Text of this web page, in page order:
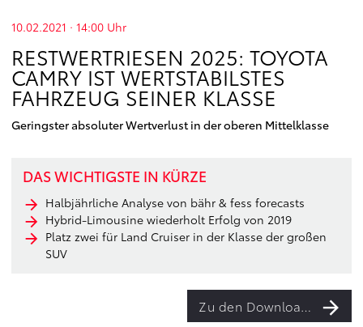
10.02.2021 · 14:00 Uhr
RESTWERTRIESEN 2025: TOYOTA
CAMRY IST WERTSTABILSTES
FAHRZEUG SEINER KLASSE
Geringster absoluter Wertverlust in der oberen Mittelklasse
DAS WICHTIGSTE IN KÜRZE
Halbjährliche Analyse von bähr & fess forecasts
Hybrid-Limousine wiederholt Erfolg von 2019
Platz zwei für Land Cruiser in der Klasse der großen
SUV
Zu den Downloads